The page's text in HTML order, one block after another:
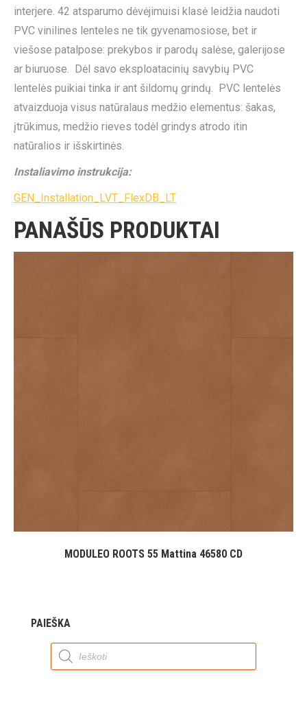
interjere. 42 atsparumo dėvėjimuisi klasė leidžia naudoti
PVC vinilines lenteles ne tik gyvenamosiose, bet ir
viešose patalpose: prekybos ir parodų salėse, galerijose
ar biuruose. Dėl savo eksploatacinių savybių PVC
lentelės puikiai tinka ir ant šildomų grindų. PVC lentelės
atvaizduoja visus natūralaus medžio elementus: šakas,
įtrūkimus, medžio rieves todėl grindys atrodo itin
natūralios ir išskirtinės.
Instaliavimo instrukcija:
GEN_Installation_LVT_FlexDB_LT
PANAŠŪS PRODUKTAI
MODULEO ROOTS 55 Mattina 46580 CD
PAIEŠKA
Products
search